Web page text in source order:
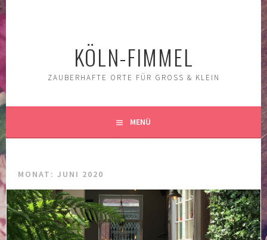
zum
Inhalt
KÖLN-FIMMEL
ZAUBERHAFTE ORTE FÜR GROSS & KLEIN
MENÜ
MONAT:JUNI 2020